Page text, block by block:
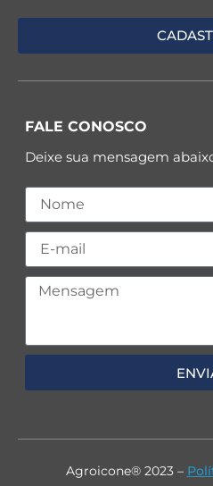
FALE CONOSCO
Deixe sua mensagem
Agroicone® 2023 –